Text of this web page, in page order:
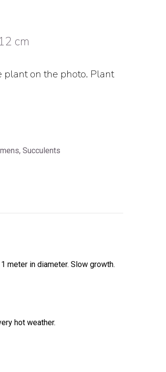
cm
plant on the photo. Plant
,Succulents
meter in diameter. Slow growth.
hot weather.